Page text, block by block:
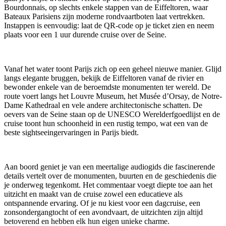
Bourdonnais, op slechts enkele stappen van de Eiffeltoren, waar
Bateaux Parisiens zijn moderne rondvaartboten laat vertrekken.
Instappen is eenvoudig: laat de QR-code op je ticket zien en neem
plaats voor een 1 uur durende cruise over de Seine.
Vanaf het water toont Parijs zich op een geheel nieuwe manier. Glijd
langs elegante bruggen, bekijk de Eiffeltoren vanaf de rivier en
bewonder enkele van de beroemdste monumenten ter wereld. De
route voert langs het Louvre Museum, het Musée d’Orsay, de Notre-
Dame Kathedraal en vele andere architectonische schatten. De
oevers van de Seine staan op de UNESCO Werelderfgoedlijst en de
cruise toont hun schoonheid in een rustig tempo, wat een van de
beste sightseeingervaringen in Parijs biedt.
Aan boord geniet je van een meertalige audiogids die fascinerende
details vertelt over de monumenten, buurten en de geschiedenis die
je onderweg tegenkomt. Het commentaar voegt diepte toe aan het
uitzicht en maakt van de cruise zowel een educatieve als
ontspannende ervaring. Of je nu kiest voor een dagcruise, een
zonsondergangtocht of een avondvaart, de uitzichten zijn altijd
betoverend en hebben elk hun eigen unieke charme.